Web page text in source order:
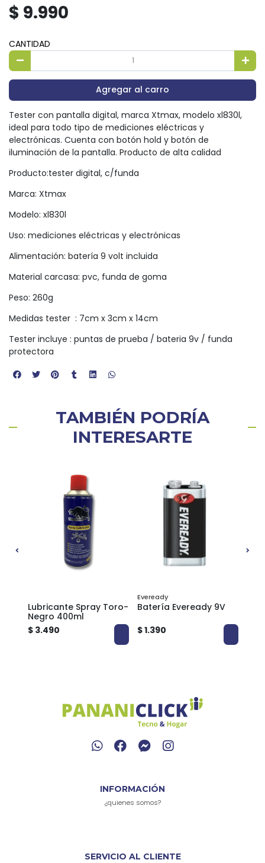
$ 9.990
CANTIDAD
Agregar al carro
Tester con pantalla digital, marca Xtmax, modelo xl830l,
ideal para todo tipo de mediciones eléctricas y
electrónicas. Cuenta con botón hold y botón de
iluminación de la pantalla. Producto de alta calidad
Producto:tester digital, c/funda
Marca: Xtmax
Modelo: xl830l
Uso: mediciones eléctricas y electrónicas
Alimentación: batería 9 volt incluida
Material carcasa: pvc, funda de goma
Peso: 260g
Medidas tester : 7cm x 3cm x 14cm
Tester incluye : puntas de prueba / bateria 9v / funda
protectora
TAMBIÉN PODRÍA
INTERESARTE
Lubricante Spray Toro-
Negro 400ml
$ 3.490
Eveready
Batería Eveready 9V
$ 1.390
INFORMACIÓN
¿quienes somos?
SERVICIO AL CLIENTE